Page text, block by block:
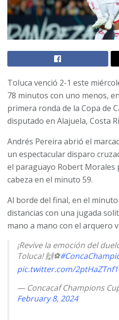
Toluca venció 2-1 este
78 minutos con uno menos,
primera ronda de la Copa de
disputado en Alajuela, Costa
Andrés Pereira abrió el
un espectacular disparo
el paraguayo Robert Morales
cabeza en el minuto 59.
Al borde del final, en el
distancias con una jugada
mano a mano con el arquero
¡Revive la emoción del
Toluca! 🙌⚽
pic.twitter.com/2ptHaZTnf1
— Concacaf Champions
February 8, 2024